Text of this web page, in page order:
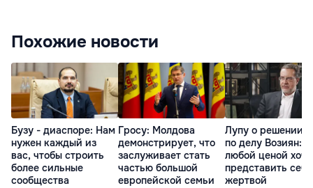
Похожие новости
Бузу - диаспоре: Нам
нужен каждый из
вас, чтобы строить
более сильные
сообщества
Гросу: Молдова
демонстрирует, что
заслуживает стать
частью большой
европейской семьи
Лупу о решении
по делу Возиян:
любой ценой
представить себя
жертвой